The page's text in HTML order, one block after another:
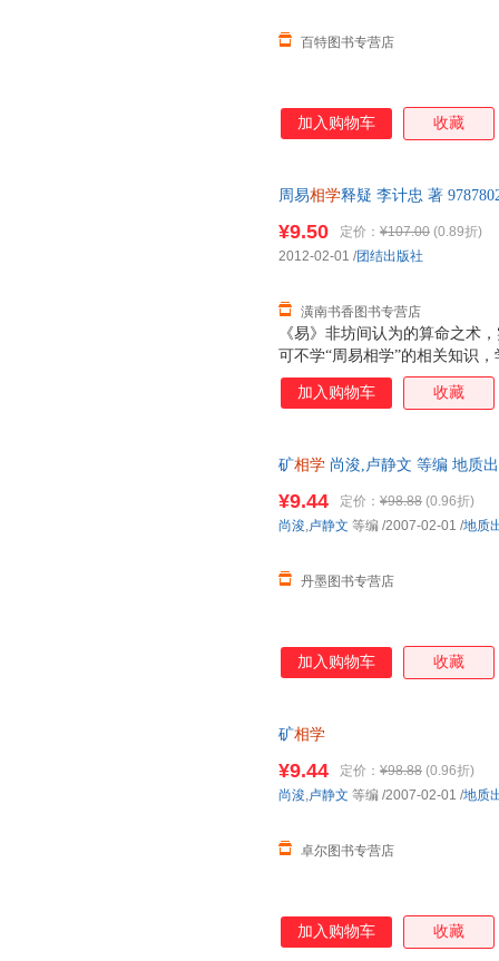
百特图书专营店
加入购物车 收藏
周易相学释疑 李计忠 著
《易》非坊间认为的算命之术
可不学“周易相学”的相关知识
此书如是。
¥9.50 定价： ¥107.00 (0.89折)
潢南书香图书专营店
2012-02-01 /团结出版社
加入购物车 收藏
矿相学 尚浚,卢静文 等编 地质
¥9.44 定价： ¥98.88 (0.96折)
丹墨图书专营店
尚浚,卢静文 等编 /2007-02-01 /地质
加入购物车 收藏
矿相学
¥9.44 定价： ¥98.88 (0.96折)
卓尔图书专营店
尚浚,卢静文 等编 /2007-02-01 /地质
加入购物车 收藏